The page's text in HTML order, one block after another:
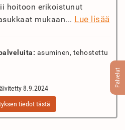
Palvelut
hoitoon erikoistunut
mukaan... Lue lisää
asuminen, tehostettu
8.9.2024
tiedot tästä